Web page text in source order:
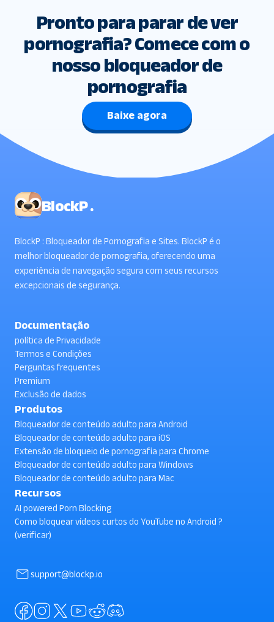
Pronto para parar de ver
pornografia? Comece com o
nosso bloqueador de
pornografia
Baixe agora
BlockP .
BlockP : Bloqueador de Pornografia e Sites. BlockP é o
melhor bloqueador de pornografia, oferecendo uma
experiência de navegação segura com seus recursos
excepcionais de segurança.
Documentação
política de Privacidade
Termos e Condições
Perguntas frequentes
Premium
Exclusão de dados
Produtos
Bloqueador de conteúdo adulto para Android
Bloqueador de conteúdo adulto para iOS
Extensão de bloqueio de pornografia para Chrome
Bloqueador de conteúdo adulto para Windows
Bloqueador de conteúdo adulto para Mac
Recursos
AI powered Porn Blocking
Como bloquear vídeos curtos do YouTube no Android ?
(verificar)
support@blockp.io